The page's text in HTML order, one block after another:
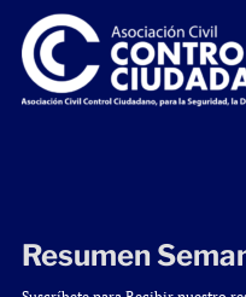
Resumen